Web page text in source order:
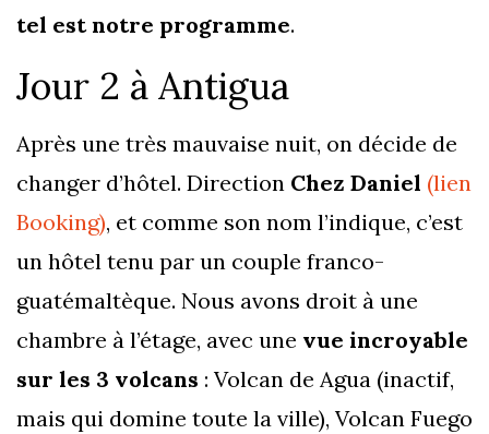
tel est notre programme.
Jour 2 à Antigua
Après une très mauvaise nuit, on décide de
changer d’hôtel. Direction Chez Daniel (lien
Booking), et comme son nom l’indique, c’est
un hôtel tenu par un couple franco-
guatémaltèque. Nous avons droit à une
chambre à l’étage, avec une vue incroyable
sur les 3 volcans : Volcan de Agua (inactif,
mais qui domine toute la ville), Volcan Fuego